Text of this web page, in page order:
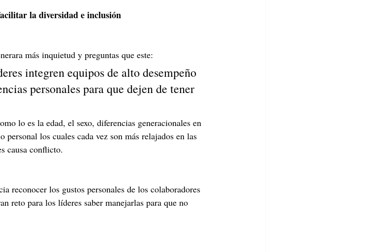
la diversidad e inclusión
más inquietud y preguntas que este:
integren equipos de alto desempeño
personales para que dejen de tener
lo es la edad, el sexo, diferencias generacionales en
personal los cuales cada vez son más relajados en las
causa conflicto.
reconocer los gustos personales de los colaboradores
reto para los líderes saber manejarlas para que no